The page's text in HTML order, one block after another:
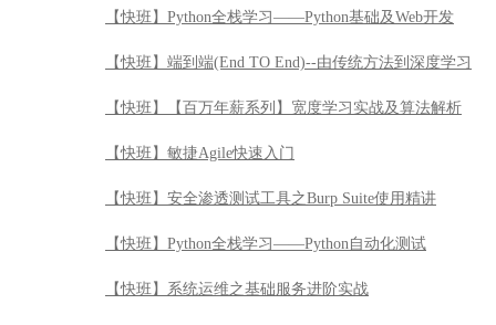
【快班】Python全栈学习——Python基础及Web开发
【快班】端到端(End TO End)--由传统方法到深度学习
【快班】【百万年薪系列】宽度学习实战及算法解析
【快班】敏捷Agile快速入门
【快班】安全渗透测试工具之Burp Suite使用精讲
【快班】Python全栈学习——Python自动化测试
【快班】系统运维之基础服务进阶实战